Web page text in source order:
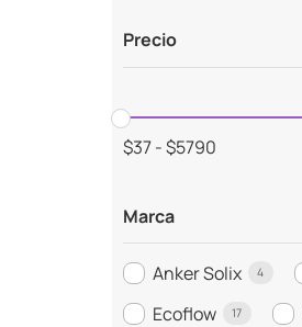
Precio
$37-$5790
Marca
Anker Solix 4
Ecoflow 17